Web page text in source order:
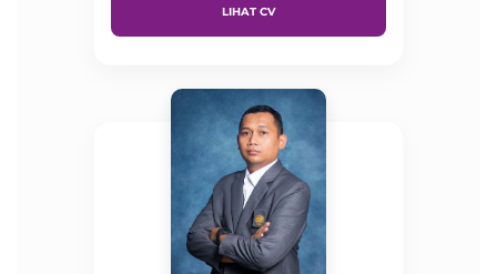
LIHAT CV